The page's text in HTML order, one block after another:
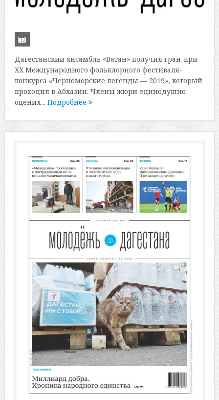
Дагестанский ансамбль «Ватан» получил гран-при
XX Международного фольклорного фестиваля-
конкурса «Черноморские легенды — 2019», который
проходил в Абхазии. Члены жюри единодушно
оценил... Подробнее